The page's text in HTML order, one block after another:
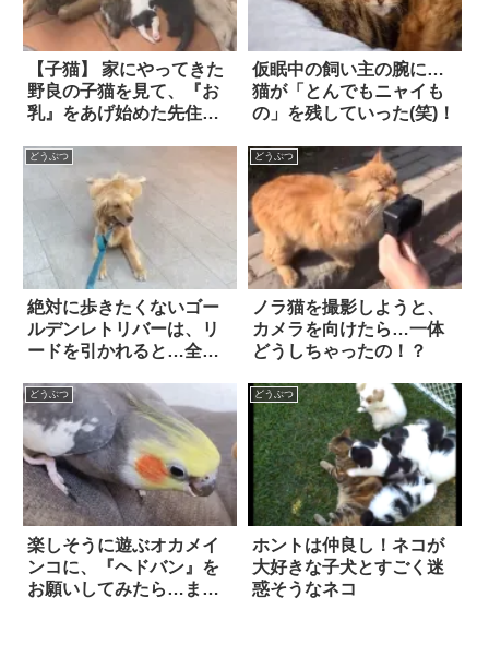
【子猫】 家にやってきた
野良の子猫を見て、『お
乳』をあげ始めた先住
ホッコリ！！
仮眠中の飼い主の腕に…
猫が「とんでもニャイも
の」を残していった(笑)！
どうぶつ
絶対に歩きたくないゴー
ルデンレトリバーは、リ
ードを引かれると…全身
た！？
どうぶつ
ノラ猫を撮影しようと、
カメラを向けたら…一体
どうしちゃったの！？
どうぶつ
楽しそうに遊ぶオカメイ
ンコに、『ヘドバン』を
お願いしてみたら…まさ
どうぶつ
ホントは仲良し！ネコが
大好きな子犬とすごく迷
惑そうなネコ